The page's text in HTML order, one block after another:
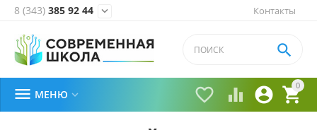
Контакты
8 (343) 385 92 44 
0


 

 МЕНЮ 